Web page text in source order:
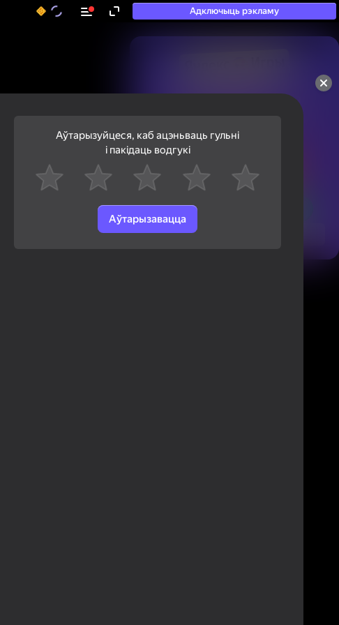
Адключыць рэкламу
50+ тап-гульняў, у якія
гуляюць нават тыя, хто
Аўтарызуйцеся, каб ацэньваць гульні
і пакідаць водгукі
Аўтарызавацца